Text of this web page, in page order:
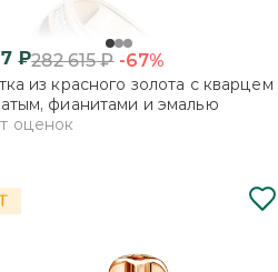
₽282 615₽ -67%
из красного золота с кварцем
фианитами и эмалью
оценок